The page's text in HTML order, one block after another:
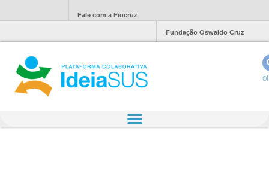
Fale com a Fiocruz
Fundação Oswaldo Cruz